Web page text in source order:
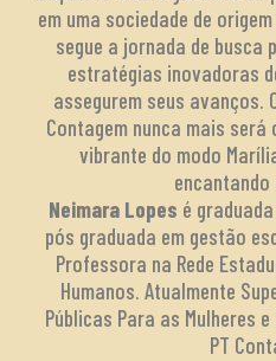
em uma sociedade de
segue a jornada de busca
estratégias inovadoras
assegurem seus avanços.
Contagem nunca mais
vibrante do modo
Neimara Lopes é
pós graduada em gestão
Professora na Rede
Humanos. Atualmente
Públicas Para as Mulheres
PT